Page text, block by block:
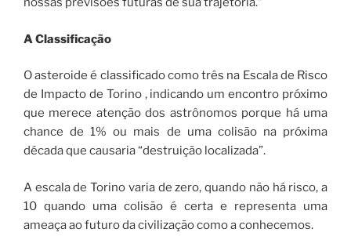
A Classificação
O asteroide é classificado como três na Escala de Risco
de Impacto de Torino , indicando um encontro próximo
que merece atenção dos astrônomos porque há uma
chance de 1% ou mais de uma colisão na próxima
década que causaria “destruição localizada”.
A escala de Torino varia de zero, quando não há risco, a
10 quando uma colisão é certa e representa uma
ameaça ao futuro da civilização como a conhecemos.